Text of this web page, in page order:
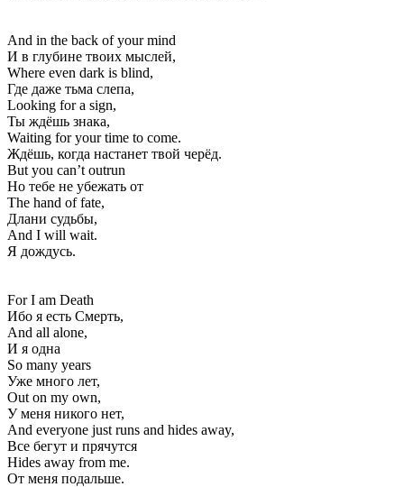
And in the back of your mind
И в глубине твоих мыслей,
Where even dark is blind,
Где даже тьма слепа,
Looking for a sign,
Ты ждёшь знака,
Waiting for your time to come.
Ждёшь, когда настанет твой черёд.
But you can’t outrun
Но тебе не убежать от
The hand of fate,
Длани судьбы,
And I will wait.
Я дождусь.
For I am Death
Ибо я есть Смерть,
And all alone,
И я одна
So many years
Уже много лет,
Out on my own,
У меня никого нет,
And everyone just runs and hides away,
Все бегут и прячутся
Hides away from me.
От меня подальше.